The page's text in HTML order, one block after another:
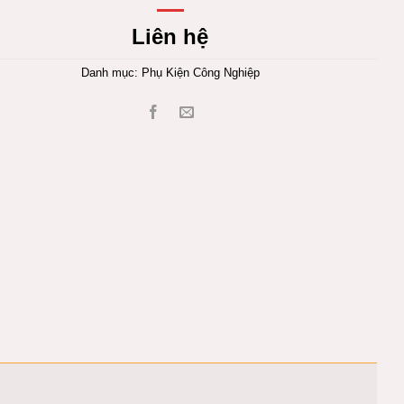
Liên hệ
Danh mục: Phụ Kiện Công Nghiệp